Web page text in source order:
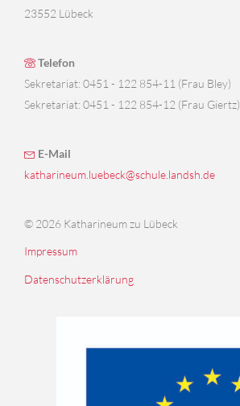
23552 Lübeck
Telefon
Sekretariat: 0451 - 122 854-11 (Frau Bley)
Sekretariat: 0451 - 122 854-12 (Frau Giertz)
E-Mail
katharineum.luebeck@schule.landsh.de
© 2026 Katharineum zu Lübeck
Impressum
Datenschutzerklärung